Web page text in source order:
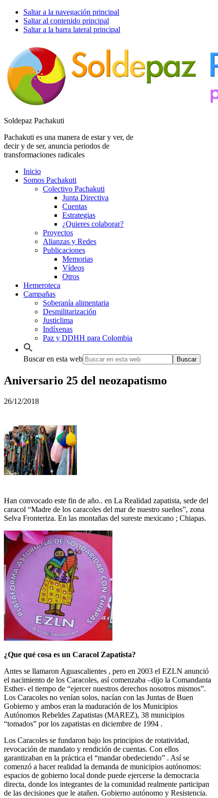
Saltar a la navegación principal
Saltar al contenido principal
Saltar a la barra lateral principal
Soldepaz Pachakuti
Pachakuti es una manera de estar y ver, de
decir y de ser, anuncia periodos de
transformaciones radicales
Inicio
Somos Pachakuti
Colectivo Pachakuti
Junta Directiva
Cuentas
Estrategias
¿Quieres colaborar?
Proyectos
Alianzas y Redes
Publicaciones
Memorias
Vídeos
Otros
Hemeroteca
Campañas
Soberanía alimentaria
Desmilitarización
Justiclima
Indíxenas
Paz y DDHH para Colombia
Buscar en esta web
Aniversario 25 del neozapatismo
26/12/2018
Han convocado este fin de año.. en La Realidad zapatista, sede del
caracol “Madre de los caracoles del mar de nuestro sueños”, zona
Selva Fronteriza. En las montañas del sureste mexicano ; Chiapas.
¿Que qué cosa es un Caracol Zapatista?
Antes se llamaron Aguascalientes , pero en 2003 el EZLN anunció
el nacimiento de los Caracoles, así comenzaba –dijo la Comandanta
Esther- el tiempo de “ejercer nuestros derechos nosotros mismos”.
Los Caracoles no venían solos, nacían con las Juntas de Buen
Gobierno y ambos eran la maduración de los Municipios
Autónomos Rebeldes Zapatistas (MAREZ), 38 municipios
“tomados” por los zapatistas en diciembre de 1994 .
Los Caracoles se fundaron bajo los principios de rotatividad,
revocación de mandato y rendición de cuentas. Con ellos
garantizaban en la práctica el “mandar obedeciendo” . Así se
comenzó a hacer realidad la demanda de municipios autónomos:
espacios de gobierno local donde puede ejercerse la democracia
directa, donde los integrantes de la comunidad realmente participan
de las decisiones que le atañen. Gobierno autónomo y Resistencia.